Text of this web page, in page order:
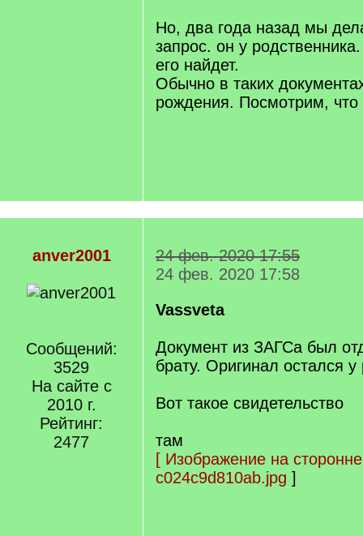
Но, два года назад мы
запрос. он у
его найдет.
Обычно в таких
рождения. Посмотрим, что
anver2001
Сообщений:
3529
На сайте с
2010 г.
Рейтинг:
2477
24 фев. 2020 17:55
24 фев. 2020 17:58
Vassveta
Документ из ЗАГСа был
брату. Оригинал остался у
Вот такое свидетельство
там
[ Изображение на
c024c9d810ab.jpg ]